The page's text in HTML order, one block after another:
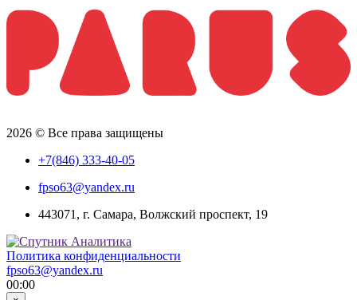
2026 © Все права защищены
+7(846) 333-40-05
fpso63@yandex.ru
443071, г. Самара, Волжский проспект, 19
Политика конфиденциальности
fpso63@yandex.ru
00:00